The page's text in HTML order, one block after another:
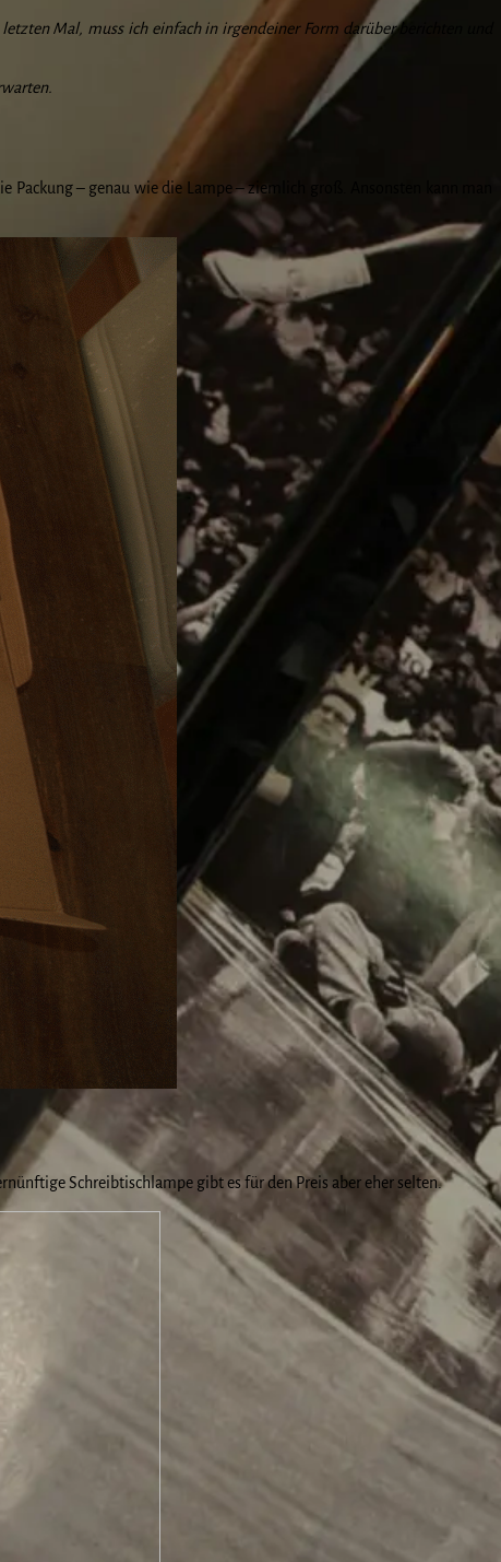
Mal, muss ich einfach in irgendeiner Form darüber berichten und
– genau wie die Lampe – ziemlich groß. Ansonsten kann man
Schreibtischlampe gibt es für den Preis aber eher selten.